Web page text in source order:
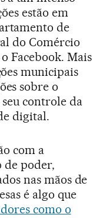
estão em
de
do Comércio
Facebook. Mais
municipais
sobre o
controle da
digital.
com a
de poder,
nas mãos de
é algo que
como o